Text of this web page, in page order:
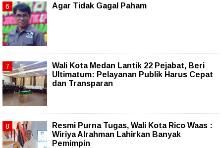
Agar Tidak Gagal Paham
Wali Kota Medan Lantik 22 Pejabat, Beri
Ultimatum: Pelayanan Publik Harus Cepat
dan Transparan
Resmi Purna Tugas, Wali Kota Rico Waas :
Wiriya Alrahman Lahirkan Banyak
Pemimpin